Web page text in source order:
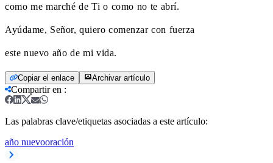
como me marché de Ti o como no te abrí.
Ayúdame, Señor, quiero comenzar con fuerza
este nuevo año de mi vida.
Copiar el enlace Archivar artículo
Compartir en :
Las palabras clave/etiquetas asociadas a este artículo:
año nuevooración